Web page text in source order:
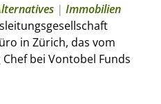
| Immobilien
in Zürich, das vom
bei Vontobel Funds